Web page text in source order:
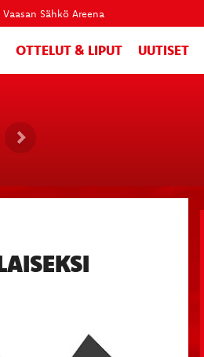
Vaasan Sähkö Areena
OTTELUT & LIPUT UUTISET